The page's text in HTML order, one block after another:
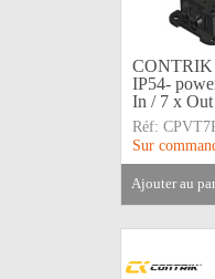
CONTRIK
IP54-
In / 7 x Out
Réf:
Sur
ajouter au